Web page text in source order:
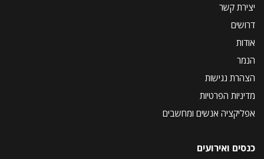
יצירת קשר
דרושים
אודות
הנמר
הצהרת נגישות
מדיניות הפרטיות
אפליקציה אנשים ומחשבים
כנסים ואירועים